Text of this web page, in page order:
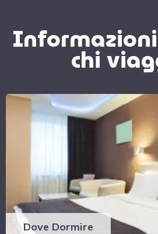
chi
Dove Dormire